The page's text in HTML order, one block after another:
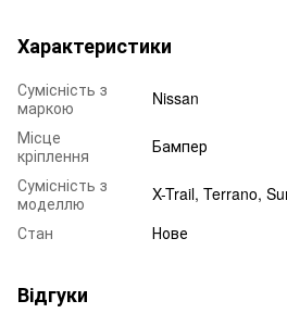
Характеристики
Сумісність з
маркою
Nissan
Місце
кріплення
Бампер
Сумісність з
моделлю
X-Trail, Terrano,
Стан
Нове
Відгуки